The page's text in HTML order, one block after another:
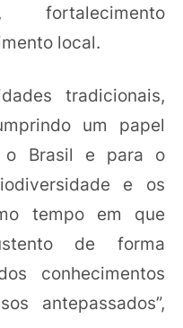
fortalecimento
local.
tradicionais,
um papel
o Brasil e para o
e os
tempo em que
de forma
conhecimentos
antepassados”,